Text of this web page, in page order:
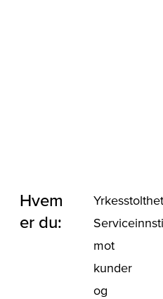
Hvem
er du:
Yrkesstolthet
mot
kunder
og